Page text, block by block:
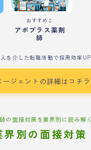
おすすめ２
アポプラス薬剤
師
を介した転職活動で採用効率UP
ージェントの詳細はコチラ
の面接対策を業界別に読み解く
界別の面接対策